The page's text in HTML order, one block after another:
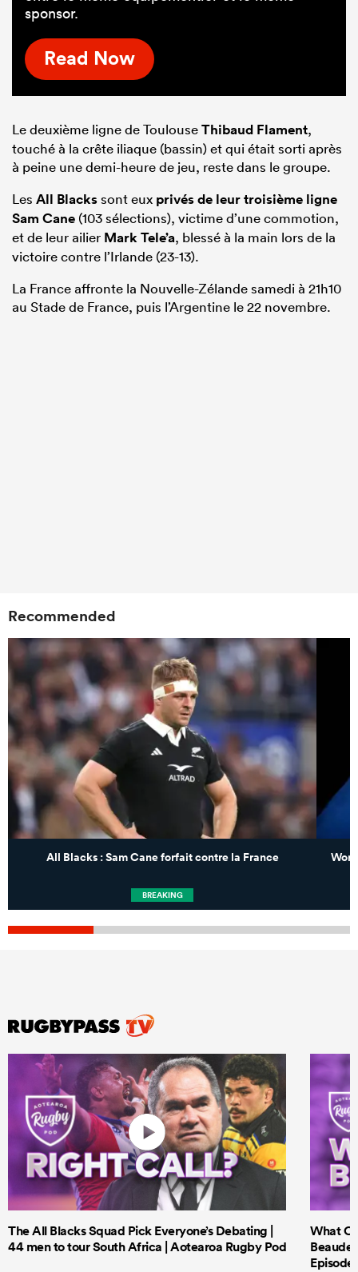
sponsor.
Read Now
Le deuxième ligne de ToulouseThibaud Flament,
touché à la crête iliaque (bassin) et qui était sorti après
à peine une demi-heure de jeu, reste dans le groupe.
Les All Blackssont eux privés de leur troisième ligne
Sam Cane (103 sélections), victime d’une commotion,
et de leur ailier Mark Tele’a, blessé à la main lors de la
victoire contre l’Irlande (23-13).
La France affronte la Nouvelle-Zélande samedi à 21h10
au Stade de France, puis l’Argentine le 22 novembre.
Recommended
All Blacks : Sam Cane forfait contre la France
BREAKING
The All Blacks Squad Pick Everyone’s Debating |
44 men to tour South Africa | Aotearoa Rugby Pod
What
Episode